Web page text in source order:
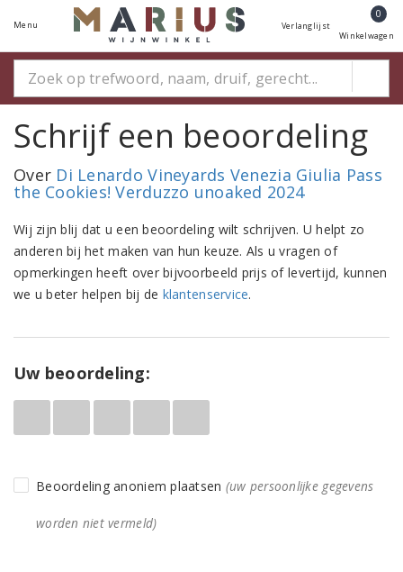
Menu Verlanglijst
0
Winkelwagen
Schrijf een beoordeling
Over Di Lenardo Vineyards Venezia Giulia Pass
the Cookies! Verduzzo unoaked 2024
Wij zijn blij dat u een beoordeling wilt schrijven. U helpt zo
anderen bij het maken van hun keuze. Als u vragen of
opmerkingen heeft over bijvoorbeeld prijs of levertijd, kunnen
we u beter helpen bij de klantenservice.
Uw beoordeling:
Beoordeling anoniem plaatsen (uw persoonlijke gegevens
worden niet vermeld)